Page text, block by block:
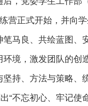
营正式开始，并向学
马良、共绘蓝图、
境，激发团队的创
持、方法与策略、
“不忘初心、牢记使